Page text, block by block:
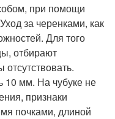
при помощи
за черенками, как
Для того
отбирают
10 мм. На чубуке не
признаки
почками, длиной